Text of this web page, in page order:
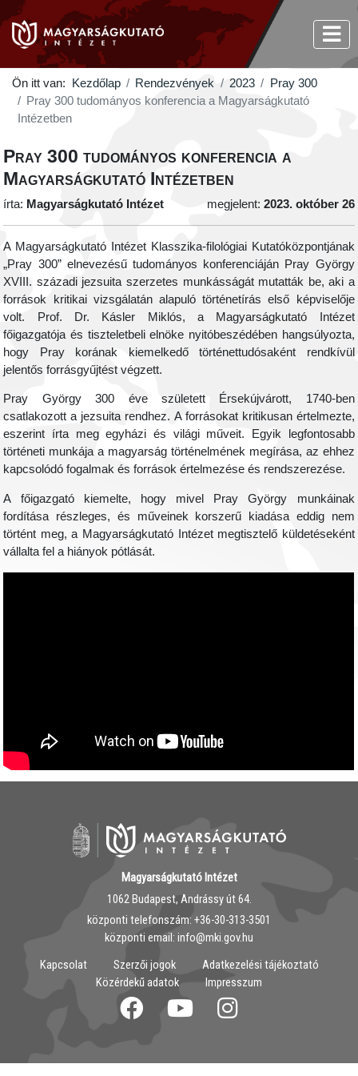
Ön itt van: Kezdőlap Rendezvények 2023
Pray 300
Pray 300 tudományos konferencia a Magyarságkutató
Intézetben
Pray 300 tudományos konferencia a
Magyarságkutató Intézetben
írta: Magyarságkutató Intézet megjelent: 2023. október 26
A Magyarságkutató Intézet Klasszika-filológiai Kutatóközpontjának
„Pray 300” elnevezésű tudományos konferenciáján Pray György
XVIII. századi jezsuita szerzetes munkásságát mutatták be, aki a
források kritikai vizsgálatán alapuló történetírás első képviselője
volt. Prof. Dr. Kásler Miklós, a Magyarságkutató Intézet
főigazgatója és tiszteletbeli elnöke nyitóbeszédében hangsúlyozta,
hogy Pray korának kiemelkedő történettudósaként rendkívül
jelentős forrásgyűjtést végzett.
Pray György 300 éve született Érsekújvárott, 1740-ben
csatlakozott a jezsuita rendhez. A forrásokat kritikusan értelmezte,
eszerint írta meg egyházi és világi műveit. Egyik legfontosabb
történeti munkája a magyarság történelmének megírása, az ehhez
kapcsolódó fogalmak és források értelmezése és rendszerezése.
A főigazgató kiemelte, hogy mivel Pray György munkáinak
fordítása részleges, és műveinek korszerű kiadása eddig nem
történt meg, a Magyarságkutató Intézet megtisztelő küldetéseként
vállalta fel a hiányok pótlását.
Magyarságkutató Intézet
1062 Budapest, Andrássy út 64.
központi telefonszám: ‭+36-30-313-3501
központi email: info@mki.gov.hu
Kapcsolat
Szerzői jogok
Adatkezelési tájékoztató
Közérdekű adatok
Impresszum